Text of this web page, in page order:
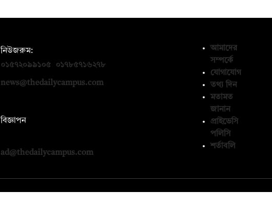
নিউজরুম:
০১৫৭২০৯৯১০৫
০১৭৮৫৭১৬২৭৮
news@thedailycampus.com
বিজ্ঞাপন
ad@thedailycampus.com
আমাদের
সম্পর্কে
যোগাযোগ
তথ্য দিন
মতামত
জানান
প্রাইভেসি
পলিসি
শর্তাবলি
© কপিরাইট 2026, দ্য ডেইলি ক্যাম্পাস লিমিটেড